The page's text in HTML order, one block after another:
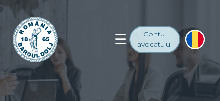
Contul
avocatului